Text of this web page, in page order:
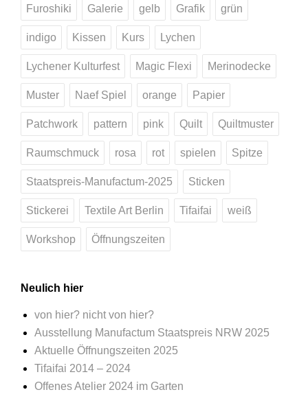
Furoshiki Galerie gelb Grafik grün
indigo Kissen Kurs Lychen
Lychener Kulturfest Magic Flexi Merinodecke
Muster Naef Spiel orange Papier
Patchwork pattern pink Quilt Quiltmuster
Raumschmuck rosa rot spielen Spitze
Staatspreis-Manufactum-2025 Sticken
Stickerei Textile Art Berlin Tifaifai weiß
Workshop Öffnungszeiten
Neulich hier
von hier? nicht von hier?
Ausstellung Manufactum Staatspreis NRW 2025
Aktuelle Öffnungszeiten 2025
Tifaifai 2014 – 2024
Offenes Atelier 2024 im Garten